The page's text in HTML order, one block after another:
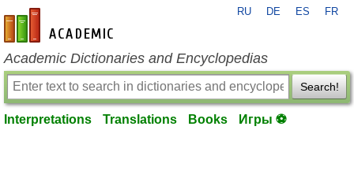
en-academic.com
RU DE ES FR
Academic Dictionaries and Encyclopedias
Search!
Interpretations Translations Books Игры ⚽